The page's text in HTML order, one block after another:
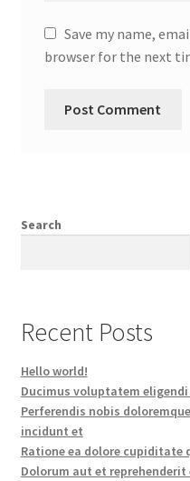
Save my name,
browser for the next
Search
Recent Posts
Hello world!
Ducimus voluptatem
Perferendis nobis
incidunt et
Ratione ea dolore cupiditate
Dolorum aut et reprehenderit